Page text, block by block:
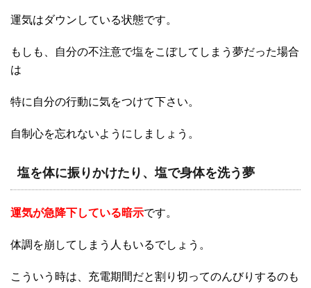
運気はダウンしている状態です。
もしも、自分の不注意で塩をこぼしてしまう夢だった場合
は
特に自分の行動に気をつけて下さい。
自制心を忘れないようにしましょう。
塩を体に振りかけたり、塩で身体を洗う夢
運気が急降下している暗示です。
体調を崩してしまう人もいるでしょう。
こういう時は、充電期間だと割り切ってのんびりするのも